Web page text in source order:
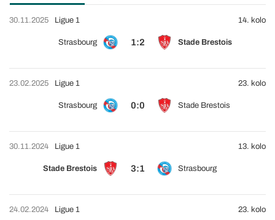
30.11.2025
Strasbourg 1:2 Stade Brestois
Ligue 1 14. kolo
23.02.2025
Strasbourg 0:0 Stade Brestois
Ligue 1 23. kolo
30.11.2024
Stade Brestois 3:1 Strasbourg
Ligue 1 13. kolo
24.02.2024 Ligue 1 23. kolo